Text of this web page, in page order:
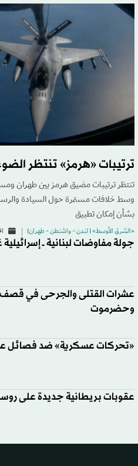
ترتيبات «هرمز» تنتظر
تنتظر ترتيبات مضيق هرمز بين طهران
وسط خلافات مستمرة حول السيادة
بشأن إمكان تطبيق
«الشرق الأوسط» ( لندن - واشنطن - طهران)
جولة مفاوضات لبنانية ــ
عشرات القتلى والجرحى في
وحضرموت
«تحركات عسكرية» ضد فصائل
عقوبات بريطانية جديدة على